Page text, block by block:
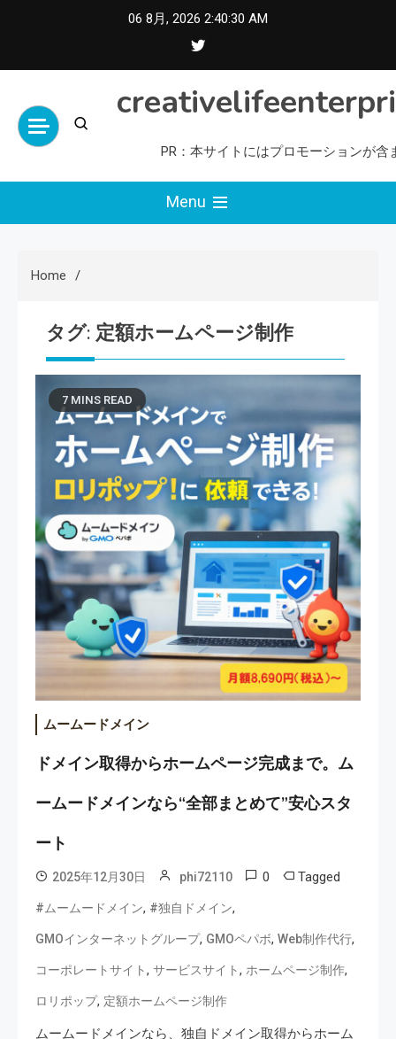
06 8月, 2026 2:40:31 AM
PR：本サイトにはプロモーションが含
Menu
Home
タグ: 定額ホームページ制作
7 MINS READ
ムームードメイン
ドメイン取得からホームページ完成まで。ム
ームードメインなら“全部まとめて”安心スタ
ート
2025年12月30日 phi72110 0 Tagged
#ムームードメイン, #独自ドメイン,
GMOインターネットグループ, GMOペパボ, Web制作代行,
コーポレートサイト, サービスサイト, ホームページ制作,
ロリポップ, 定額ホームページ制作
ムームードメインなら、独自ドメイン取得からホーム